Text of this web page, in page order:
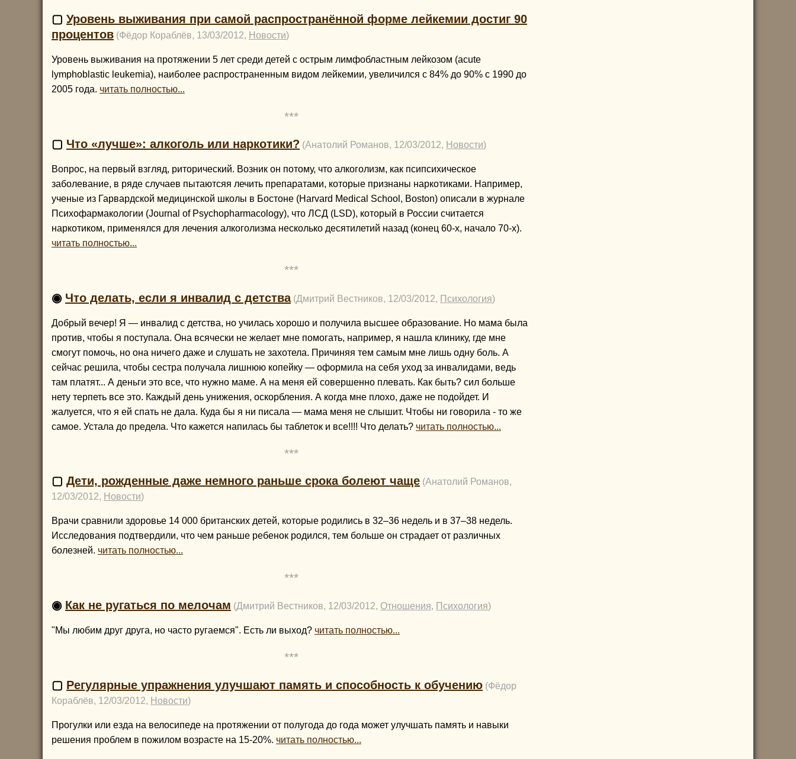
▢ Уровень выживания при самой распространённой форме лейкемии достиг 90
процентов (Фёдор Кораблёв, 13/03/2012, Новости)
Уровень выживания на протяжении 5 лет среди детей с острым лимфобластным лейкозом (acute
lymphoblastic leukemia), наиболее распространенным видом лейкемии, увеличился с 84% до 90% с 1990 до
2005 года. читать полностью...
***
▢ Что «лучше»: алкоголь или наркотики? (Анатолий Романов, 12/03/2012, Новости)
Вопрос, на первый взгляд, риторический. Возник он потому, что алкоголизм, как псипсихическое
заболевание, в ряде случаев пытаютсяя лечить препаратами, которые признаны наркотиками. Например,
ученые из Гарвардской медицинской школы в Бостоне (Harvard Medical School, Boston) описали в журнале
Психофармакологии (Journal of Psychopharmacology), что ЛСД (LSD), который в России считается
наркотиком, применялся для лечения алкоголизма несколько десятилетий назад (конец 60-х, начало 70-х).
читать полностью...
***
◉ Что делать, если я инвалид с детства (Дмитрий Вестников, 12/03/2012, Психология)
Добрый вечер! Я — инвалид с детства, но училась хорошо и получила высшее образование. Но мама была
против, чтобы я поступала. Она всячески не желает мне помогать, например, я нашла клинику, где мне
смогут помочь, но она ничего даже и слушать не захотела. Причиняя тем самым мне лишь одну боль. А
сейчас решила, чтобы сестра получала лишнюю копейку — оформила на себя уход за инвалидами, ведь
там платят... А деньги это все, что нужно маме. А на меня ей совершенно плевать. Как быть? сил больше
нету терпеть все это. Каждый день унижения, оскорбления. А когда мне плохо, даже не подойдет. И
жалуется, что я ей спать не дала. Куда бы я ни писала — мама меня не слышит. Чтобы ни говорила - то же
самое. Устала до предела. Что кажется напилась бы таблеток и все!!!! Что делать? читать полностью...
***
▢ Дети, рожденные даже немного раньше срока болеют чаще (Анатолий Романов,
12/03/2012, Новости)
Врачи сравнили здоровье 14 000 британских детей, которые родились в 32–36 недель и в 37–38 недель.
Исследования подтвердили, что чем раньше ребенок родился, тем больше он страдает от различных
болезней. читать полностью...
***
◉ Как не ругаться по мелочам (Дмитрий Вестников, 12/03/2012, Отношения, Психология)
"Мы любим друг друга, но часто ругаемся". Есть ли выход? читать полностью...
***
▢ Регулярные упражнения улучшают память и способность к обучению (Фёдор
Кораблёв, 12/03/2012, Новости)
Прогулки или езда на велосипеде на протяжении от полугода до года может улучшать память и навыки
решения проблем в пожилом возрасте на 15-20%. читать полностью...